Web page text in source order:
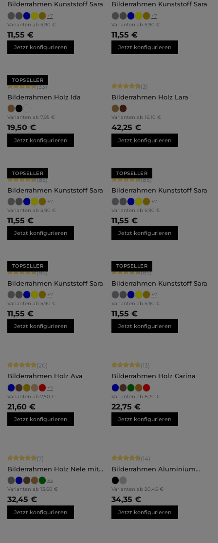
Bilderrahmen Kunststoff Sara
+7
Varianten ab 5,90 €
11,55 €
Jetzt konfigurieren
Bilderrahmen Kunststoff Sara
+7
Varianten ab 5,90 €
11,55 €
Jetzt konfigurieren
TOPSELLER
Durchschnittliche Bewertung von 4.79 von 5 Sternen
(33)
Bilderrahmen Holz Ida
Varianten ab 7,95 €
19,50 €
Jetzt konfigurieren
Durchschnittliche Bewertung von
(3)
Bilderrahmen Holz Lara
Varianten ab 16,10 €
42,25 €
Jetzt konfigurieren
TOPSELLER
Durchschnittliche Bewertung von 4.71 von 5 Sternen
(85)
Bilderrahmen Kunststoff Sara
+7
Varianten ab 5,90 €
11,55 €
Jetzt konfigurieren
TOPSELLER
Durchschnittliche Bewertung von
(85)
Bilderrahmen Kunststoff Sara
+7
Varianten ab 5,90 €
11,55 €
Jetzt konfigurieren
TOPSELLER
Durchschnittliche Bewertung von 4.71 von 5 Sternen
(85)
Bilderrahmen Kunststoff Sara
+7
Varianten ab 5,90 €
11,55 €
Jetzt konfigurieren
TOPSELLER
Durchschnittliche Bewertung von
(85)
Bilderrahmen Kunststoff Sara
+7
Varianten ab 5,90 €
11,55 €
Jetzt konfigurieren
Durchschnittliche Bewertung von 4.9 von 5 Sternen
(20)
Bilderrahmen Holz Ava
+5
Varianten ab 7,50 €
21,60 €
Jetzt konfigurieren
Durchschnittliche Bewertung von 5
(13)
Bilderrahmen Holz Carina
Varianten ab 8,20 €
22,75 €
Jetzt konfigurieren
Durchschnittliche Bewertung von 4.71 von 5 Sternen
(7)
Bilderrahmen Holz Nele mit
Abstandsleiste
+5
Varianten ab 13,60 €
32,45 €
Jetzt konfigurieren
Durchschnittliche Bewertung von
(14)
Bilderrahmen Aluminium
Costa
Varianten ab 20,45 €
34,35 €
Jetzt konfigurieren